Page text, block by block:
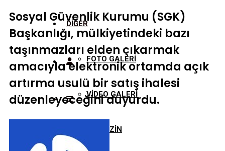
DİĞER
FOTO GALERİ
VİDEO GALERİ
MAGAZİN
Sosyal Güvenlik Kurumu (SGK)
Başkanlığı, mülkiyetindeki bazı
taşınmazları elden çıkarmak
amacıyla elektronik ortamda açık
artırma usulü bir satış ihalesi
düzenleyeceğini duyurdu.